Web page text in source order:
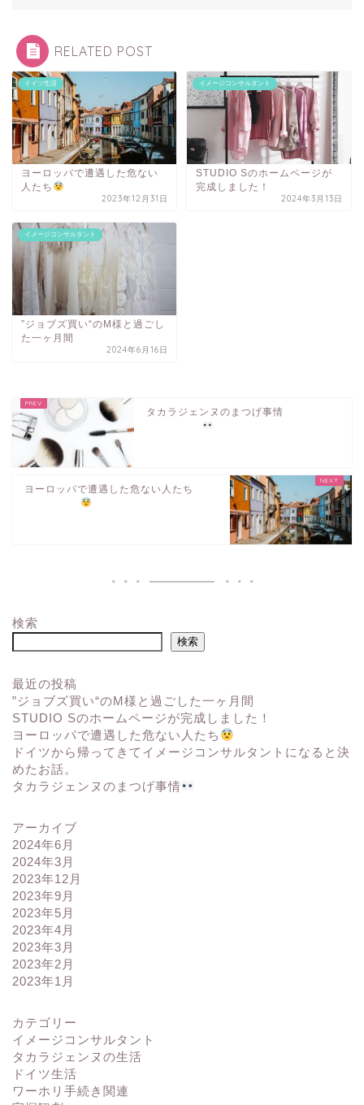
RELATED POST
ドイツ生活
ヨーロッパで遭遇した危ない
人たち
2023年12月31日
イメージコンサルタント
STUDIO Sのホームページが
完成しました！
2024年3月13日
イメージコンサルタント
”ジョブズ買い“のM様と過ごし
た一ヶ月間
2024年6月16日
タカラジェンヌのまつげ事情
ヨーロッパで遭遇した危ない人たち
検索
検索
最近の投稿
”ジョブズ買い“のM様と過ごした一ヶ月間
STUDIO Sのホームページが完成しました！
ヨーロッパで遭遇した危ない人たち
ドイツから帰ってきてイメージコンサルタントになると決
めたお話。
タカラジェンヌのまつげ事情
アーカイブ
2024年6月
2024年3月
2023年12月
2023年9月
2023年5月
2023年4月
2023年3月
2023年2月
2023年1月
カテゴリー
イメージコンサルタント
タカラジェンヌの生活
ドイツ生活
ワーホリ手続き関連